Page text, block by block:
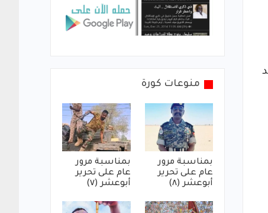
منوعات كورة
بمناسبة مرور
عام على تحرير
أبوعشر (٨)
بمناسبة مرور
عام على تحرير
أبوعشر (٧)